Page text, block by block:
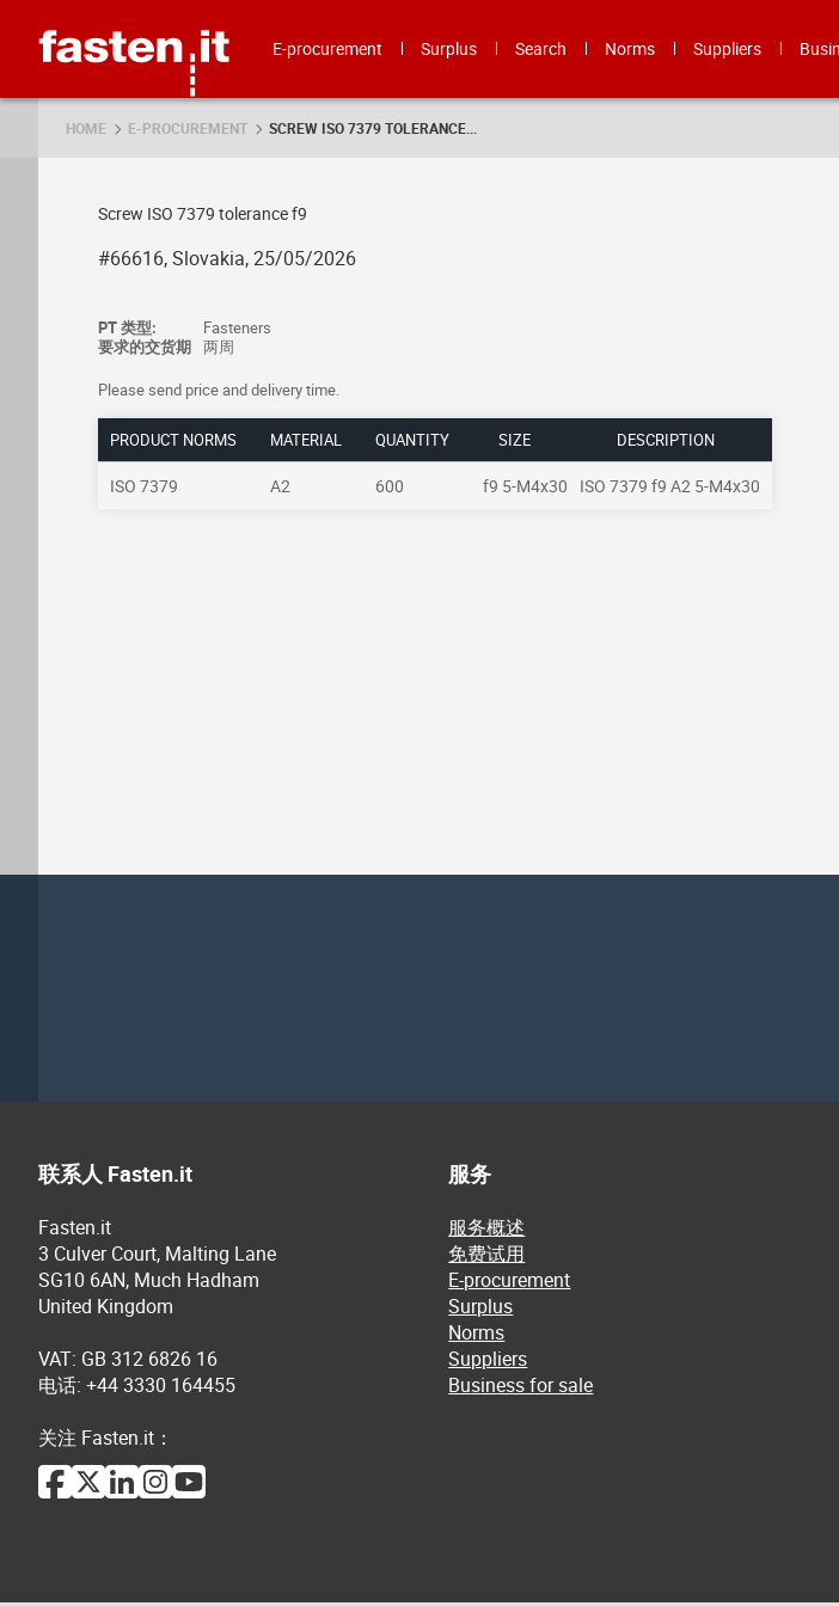
E-procurement Surplus Search Norms Suppliers
HOME E-PROCUREMENT SCREW ISO 7379 TOLERANCE...
Screw ISO 7379 tolerance f9
#66616, Slovakia, 25/05/2026
PT 类型:
Fasteners
要求的交货期 两周
Please send price and delivery time.
PRODUCT NORMS MATERIAL QUANTITY SIZE DESCRIPTION
ISO 7379 A2 600 f9 5-M4x30 ISO 7379 f9 A2 5-M4x30
联系人 Fasten.it
Fasten.it
3 Culver Court, Malting Lane
SG10 6AN, Much Hadham
United Kingdom
VAT: GB 312 6826 16
电话: +44 3330 164455
关注 Fasten.it：
服务
服务概述
免费试用
E-procurement
Surplus
Norms
Suppliers
Business for sale